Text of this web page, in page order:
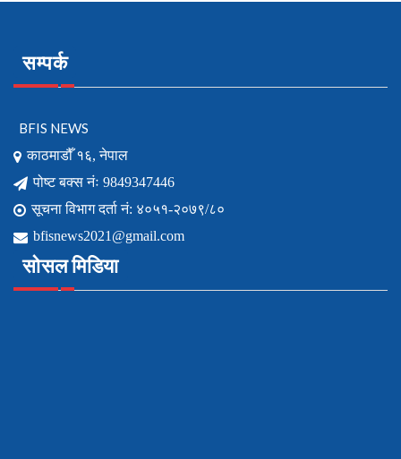
सम्पर्क
BFIS NEWS
काठमाडौँ १६, नेपाल
पोष्ट बक्स नंः 9849347446
सूचना विभाग दर्ता नं: ४०५१-२०७९/८०
bfisnews2021@gmail.com
सोसल मिडिया